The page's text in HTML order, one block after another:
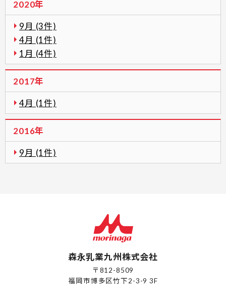
2020年
9月 (3件)
4月 (1件)
1月 (4件)
2017年
4月 (1件)
2016年
9月 (1件)
森永乳業九州株式会社
〒812-8509
福岡市博多区竹下2-3-9 3F